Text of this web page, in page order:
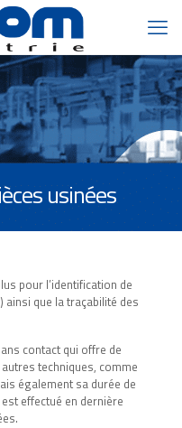
usinées
pour l’identification de
que la traçabilité des
contact qui offre de
techniques, comme
également sa durée de
est effectué en dernière